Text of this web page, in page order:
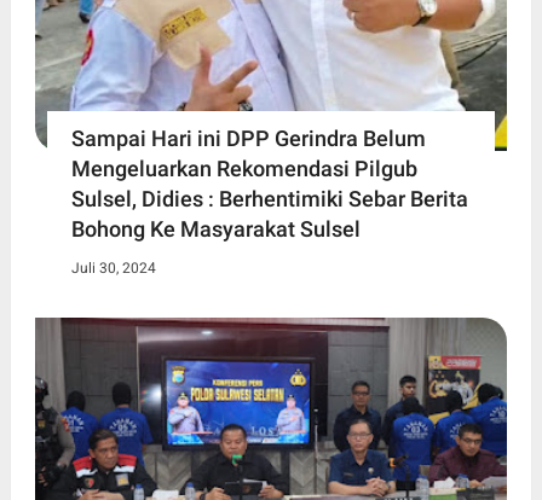
Sampai Hari ini DPP Gerindra Belum
Mengeluarkan Rekomendasi Pilgub
Sulsel, Didies : Berhentimiki Sebar Berita
Bohong Ke Masyarakat Sulsel
Juli 30, 2024